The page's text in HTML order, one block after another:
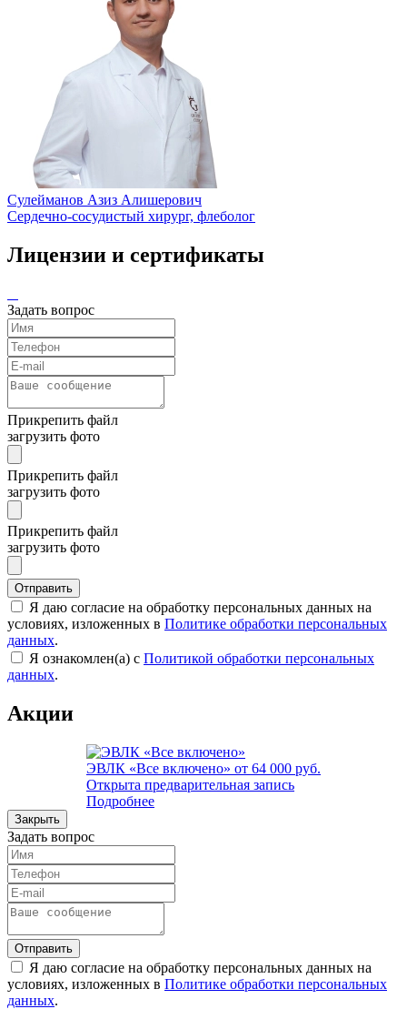
Сулейманов Азиз Алишерович
Сердечно-сосудистый хирург, флеболог
Лицензии и сертификаты
Задать вопрос
Прикрепить файл
загрузить фото
Прикрепить файл
загрузить фото
Прикрепить файл
загрузить фото
Отправить
Я даю согласие на обработку персональных данных на
условиях, изложенных в Политике обработки персональных
данных.
Я ознакомлен(а) с Политикой обработки персональных
данных.
Акции
ЭВЛК «Все включено» от 64 000 руб.
Открыта предварительная запись
Подробнее
Закрыть
Задать вопрос
Отправить
Я даю согласие на обработку персональных данных на
условиях, изложенных в Политике обработки персональных
данных.